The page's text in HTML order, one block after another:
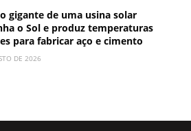
gigante de uma usina solar
o Sol e produz temperaturas
para fabricar aço e cimento
DE 2026